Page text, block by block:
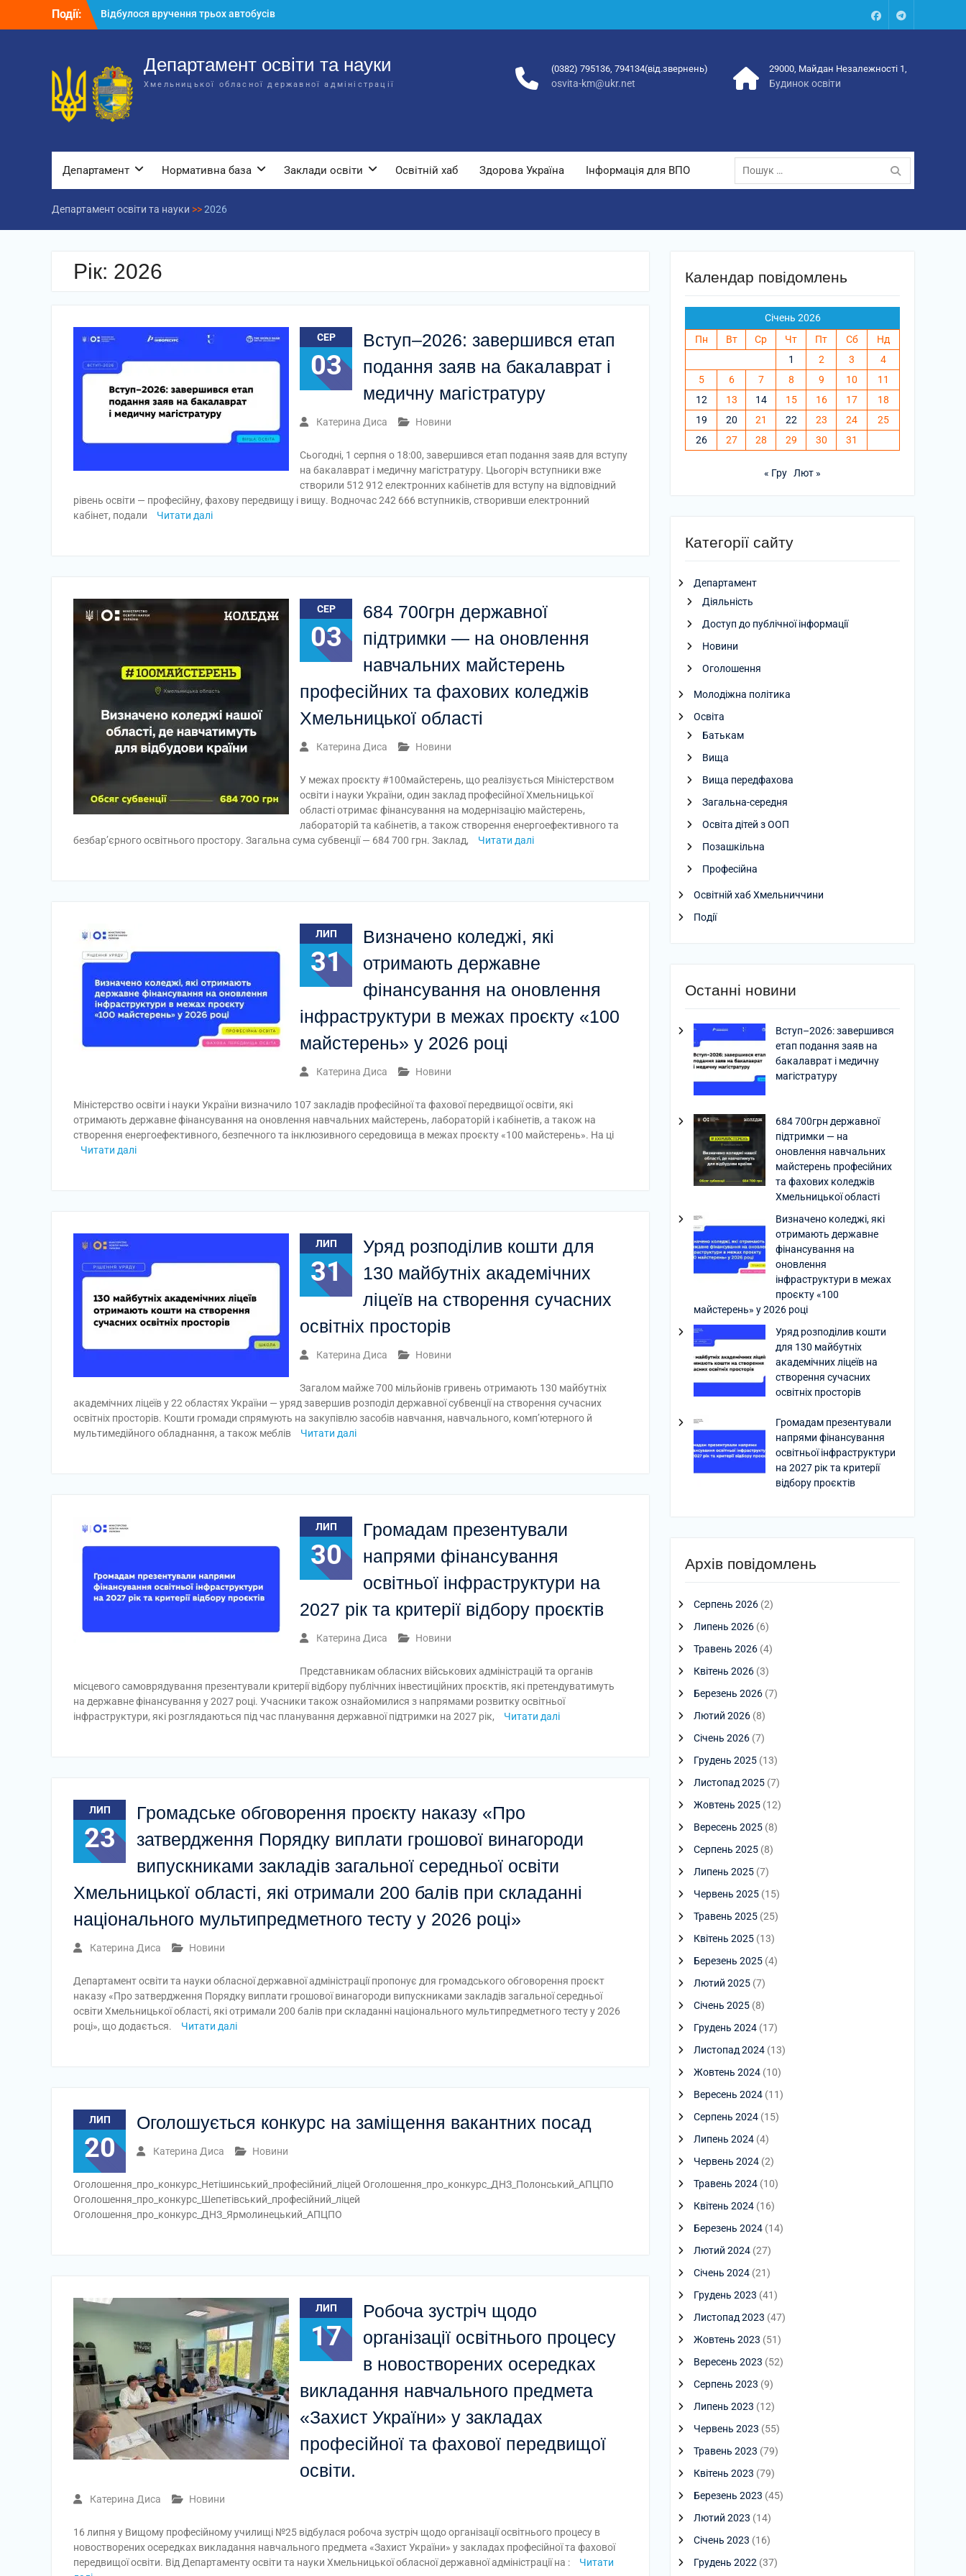
Події:
Відбулося вручення трьох автобусів
для потреб закладів освіти
Департаменту освіти та науки обласної
державної адміністрації
Відбулась обласна нарада для
відповідальних за національно-
патріотичне виховання
FacebookTalegram
Департамент освіти та науки
Хмельницької обласної державної адміністрації
(0382) 795136, 794134(від.звернень)
osvita-km@ukr.net
29000, Майдан Незалежності 1,
Будинок освіти
Департамент Нормативна база Заклади освіти Освітній хаб Здорова Україна Інформація для ВПО
Пошук:
Департамент освіти та науки >>2026
Рік: 2026
СЕР
03
Вступ–2026: завершився етап
подання заяв на бакалаврат і
медичну магістратуру
Катерина Диса Новини
Сьогодні, 1 серпня о 18:00, завершився етап подання заяв для вступу
на бакалаврат і медичну магістратуру. Цьогоріч вступники вже
створили 512 912 електронних кабінетів для вступу на відповідний
рівень освіти — професійну, фахову передвищу і вищу. Водночас 242 666 вступників, створивши електронний
кабінет, подали
Читати далі
СЕР
03
684 700грн державної
підтримки — на оновлення
навчальних майстерень
професійних та фахових коледжів
Хмельницької області
Катерина Диса Новини
У межах проєкту #100майстерень, що реалізується Міністерством
освіти і науки України, один заклад професійної Хмельницької
області отримає фінансування на модернізацію майстерень,
лабораторій та кабінетів, а також створення енергоефективного та
безбар’єрного освітнього простору. Загальна сума субвенції — 684 700 грн. Заклад,
Читати далі
ЛИП
31
Визначено коледжі, які
отримають державне
фінансування на оновлення
інфраструктури в межах проєкту «100
майстерень» у 2026 році
Катерина Диса Новини
Міністерство освіти і науки України визначило 107 закладів професійної та фахової передвищої освіти, які
отримають державне фінансування на оновлення навчальних майстерень, лабораторій і кабінетів, а також на
створення енергоефективного, безпечного та інклюзивного середовища в межах проєкту «100 майстерень». На ці
Читати далі
ЛИП
31
Уряд розподілив кошти для
130 майбутніх академічних
ліцеїв на створення сучасних
освітніх просторів
Катерина Диса Новини
Загалом майже 700 мільйонів гривень отримають 130 майбутніх
академічних ліцеїв у 22 областях України — уряд завершив розподіл державної субвенції на створення сучасних
освітніх просторів. Кошти громади спрямують на закупівлю засобів навчання, навчального, комп’ютерного й
мультимедійного обладнання, а також меблів
Читати далі
ЛИП
30
Громадам презентували
напрями фінансування
освітньої інфраструктури на
2027 рік та критерії відбору проєктів
Катерина Диса Новини
Представникам обласних військових адміністрацій та органів
місцевого самоврядування презентували критерії відбору публічних інвестиційних проєктів, які претендуватимуть
на державне фінансування у 2027 році. Учасники також ознайомилися з напрямами розвитку освітньої
інфраструктури, які розглядаються під час планування державної підтримки на 2027 рік,
Читати далі
ЛИП
23
Громадське обговорення проєкту наказу «Про
затвердження Порядку виплати грошової винагороди
випускниками закладів загальної середньої освіти
Хмельницької області, які отримали 200 балів при складанні
національного мультипредметного тесту у 2026 році»
Катерина Диса Новини
Департамент освіти та науки обласної державної адміністрації пропонує для громадського обговорення проєкт
наказу «Про затвердження Порядку виплати грошової винагороди випускниками закладів загальної середньої
освіти Хмельницької області, які отримали 200 балів при складанні національного мультипредметного тесту у 2026
році», що додається.
Читати далі
ЛИП
20
Оголошується конкурс на заміщення вакантних посад
Катерина Диса Новини
Оголошення_про_конкурс_Нетішинський_професійний_ліцей Оголошення_про_конкурс_ДНЗ_Полонський_АПЦПО
Оголошення_про_конкурс_Шепетівський_професійний_ліцей
Оголошення_про_конкурс_ДНЗ_Ярмолинецький_АПЦПО
ЛИП
17
Робоча зустріч щодо
організації освітнього процесу
в новостворених осередках
викладання навчального предмета
«Захист України» у закладах
професійної та фахової передвищої
освіти.
Катерина Диса Новини
16 липня у Вищому професійному училищі №25 відбулася робоча зустріч щодо організації освітнього процесу в
новостворених осередках викладання навчального предмета «Захист України» у закладах професійної та фахової
передвищої освіти. Від Департаменту освіти та науки Хмельницької обласної державної адміністрації на :
Читати
Календар повідомлень
Січень 2026
Пн
Вт Ср Чт Пт Сб
Нд
1
2 3
4
5
6 7 8 9 10
11
12
13 14 15 16 17
18
19
20 21 22 23 24
25
26
27 28 29 30 31
« Гру Лют »
Категорії сайту
Департамент
Діяльність
Доступ до публічної інформації
Новини
Оголошення
Молодіжна політика
Освіта
Батькам
Вища
Вища передфахова
Загальна-середня
Освіта дітей з ООП
Позашкільна
Професійна
Освітній хаб Хмельниччини
Події
Останні новини
Вступ–2026: завершився
етап подання заяв на
бакалаврат і медичну
магістратуру
684 700грн державної
підтримки — на
оновлення навчальних
майстерень професійних
та фахових коледжів
Хмельницької області
Визначено коледжі, які
отримають державне
фінансування на
оновлення
інфраструктури в межах
проєкту «100
майстерень» у 2026 році
Уряд розподілив кошти
для 130 майбутніх
академічних ліцеїв на
створення сучасних
освітніх просторів
Громадам презентували
напрями фінансування
освітньої інфраструктури
на 2027 рік та критерії
відбору проєктів
Архів повідомлень
Серпень 2026 (2)
Липень 2026 (6)
Травень 2026 (4)
Квітень 2026 (3)
Березень 2026 (7)
Лютий 2026 (8)
Січень 2026 (7)
Грудень 2025 (13)
Листопад 2025 (7)
Жовтень 2025 (12)
Вересень 2025 (8)
Серпень 2025 (8)
Липень 2025 (7)
Червень 2025 (15)
Травень 2025 (25)
Квітень 2025 (13)
Березень 2025 (4)
Лютий 2025 (7)
Січень 2025 (8)
Грудень 2024 (17)
Листопад 2024 (13)
Жовтень 2024 (10)
Вересень 2024 (11)
Серпень 2024 (15)
Липень 2024 (4)
Червень 2024 (2)
Травень 2024 (10)
Квітень 2024 (16)
Березень 2024 (14)
Лютий 2024 (27)
Січень 2024 (21)
Грудень 2023 (41)
Листопад 2023 (47)
Жовтень 2023 (51)
Вересень 2023 (52)
Серпень 2023 (9)
Липень 2023 (12)
Червень 2023 (55)
Травень 2023 (79)
Квітень 2023 (79)
Березень 2023 (45)
Лютий 2023 (14)
Січень 2023 (16)
Грудень 2022 (37)